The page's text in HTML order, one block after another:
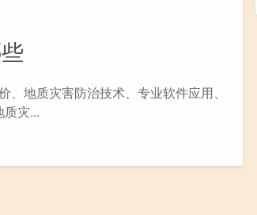
地质灾害防治技术、专业软件应用、
灾...